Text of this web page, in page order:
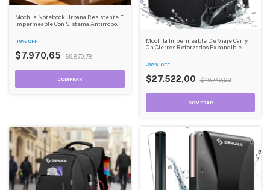
Mochila Notebook Urbana Resistente E
Impermeable Con Sistema Antirrobo
-19% OFF
$7.970,65 $9.870,78
Mochila Impermeable De Viaje Carry
On Cierres Reforzados Expandible
-32% OFF
$27.522,00 $40.740,28